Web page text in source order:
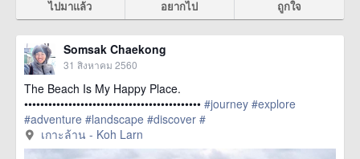
ไปมาแล้ว อยากไป ถูกใจ
Somsak Chaekong
31 สิงหาคม 2560
The Beach Is My Happy Place.
•••••••••••••••••••••••••••••••••••••••••••• #journey #explore
#adventure #landscape #discover #
href=https://m.thetrippacker.com/th/image/เกาะ
ล้านKohLarn/208880> more
เกาะล้าน - Koh Larn